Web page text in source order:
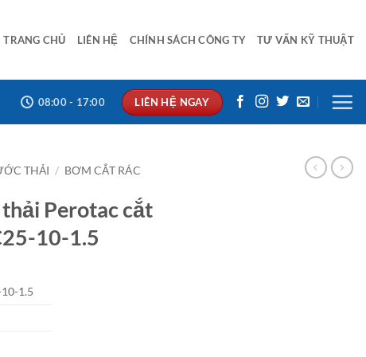
TRANG CHỦ LIÊN HỆ CHÍNH SÁCH CÔNG TY TƯ VẤN KỸ THUẬT
08:00 - 17:00 LIÊN HỆ NGAY
THẢI / BƠM CẮT RÁC
Perotac cắt
10-1.5
1.5